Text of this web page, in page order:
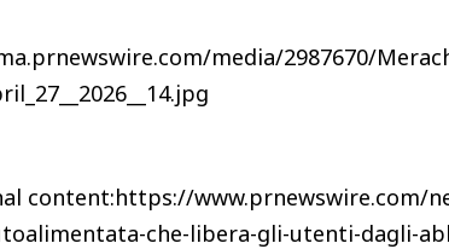
media/2987670/
content:https://www.prnewswire.com/
che-libera-gli-utenti-dagli-